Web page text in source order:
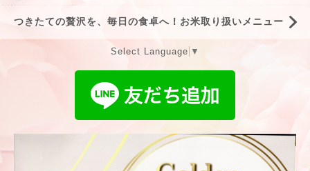
つきたての贅沢を、毎日の食卓へ！お米取り扱いメニュー
Select Language ▼